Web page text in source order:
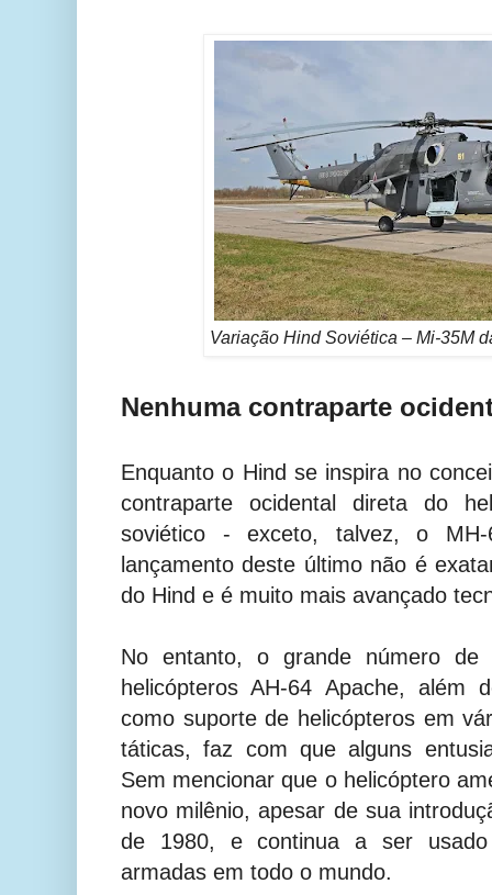
Variação Hind Soviética – Mi-35М
Nenhuma contraparte
Enquanto o Hind se inspira no
contraparte ocidental direta do
soviético - exceto, talvez, o
lançamento deste último não é
do Hind e é muito mais avançado
No entanto, o grande número de
helicópteros AH-64 Apache, além
como suporte de helicópteros em
táticas, faz com que alguns
Sem mencionar que o helicóptero
novo milênio, apesar de sua
de 1980, e continua a ser
armadas em todo o mundo.